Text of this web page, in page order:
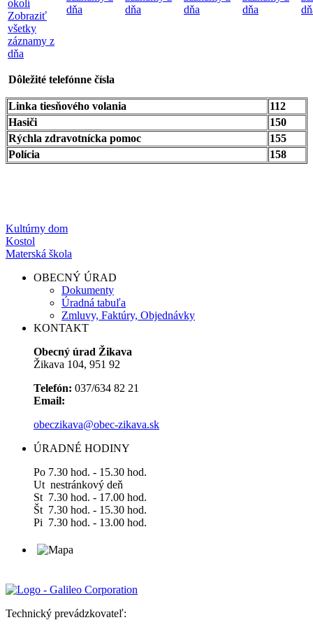
okolí
Zobraziť
všetky
záznamy z
dňa
dňa
dňa
dňa
dňa
Dôležité telefónne čísla
Linka tiesňového volania
112
Hasiči
150
Rýchla zdravotnícka pomoc
155
Polícia
158
Kultúrny dom
Kostol
Materská škola
OBECNÝ ÚRAD
Dokumenty
Úradná tabuľa
Zmluvy, Faktúry, Objednávky
KONTAKT
Obecný úrad Žikava
Žikava 104, 951 92
Telefón: 037/634 82 21
Email:
obeczikava@obec-zikava.sk
ÚRADNÉ HODINY
Po 7.30 hod. - 15.30 hod.
Ut nestránkový deň
St 7.30 hod. - 17.00 hod.
Št 7.30 hod. - 15.30 hod.
Pi 7.30 hod. - 13.00 hod.
Technický prevádzkovateľ: